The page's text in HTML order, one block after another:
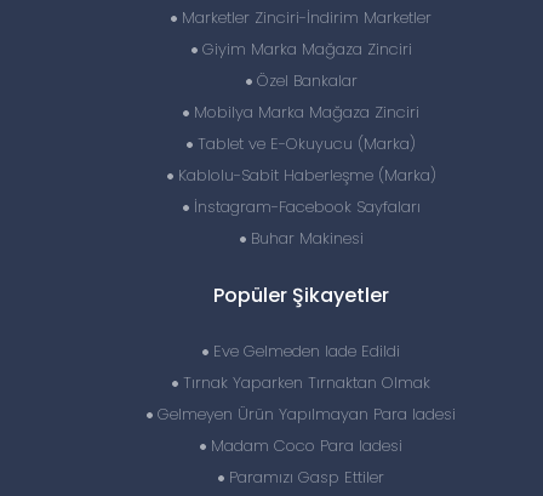
Marketler Zinciri-İndirim Marketler
Giyim Marka Mağaza Zinciri
Özel Bankalar
Mobilya Marka Mağaza Zinciri
Tablet ve E-Okuyucu (Marka)
Kablolu-Sabit Haberleşme (Marka)
İnstagram-Facebook Sayfaları
Buhar Makinesi
Popüler Şikayetler
Eve Gelmeden Iade Edildi
Tırnak Yaparken Tırnaktan Olmak
Gelmeyen Ürün Yapılmayan Para Iadesi
Madam Coco Para Iadesi
Paramızı Gasp Ettiler